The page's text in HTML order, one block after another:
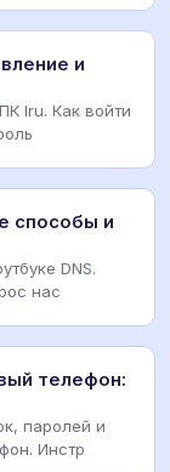
и
Iru. Как войти
способы и
DNS.
нас
телефон:
паролей и
Инстр